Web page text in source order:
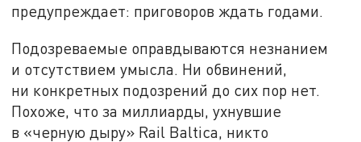
предупреждает: приговоров ждать годами.
Подозреваемые оправдываются незнанием
и отсутствием умысла. Ни обвинений,
ни конкретных подозрений до сих пор нет.
Похоже, что за миллиарды, ухнувшие
в «черную дыру» Rail Baltica, никто